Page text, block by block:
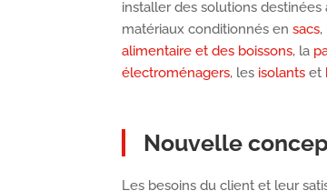
installer des solutions
matériaux conditionnés ensacs
alimentaire et des boissons, la
électroménagers, les isolants et
Nouvelle
Les besoins du client et leur